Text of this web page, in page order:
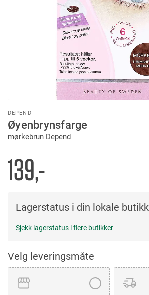
DEPEND
Øyenbrynsfarge
mørkebrun Depend
139,-
Lagerstatus i din lokale butikk
Sjekk lagerstatus i flere butikker
Velg leveringsmåte
to
the
beginning
the
images
gallery